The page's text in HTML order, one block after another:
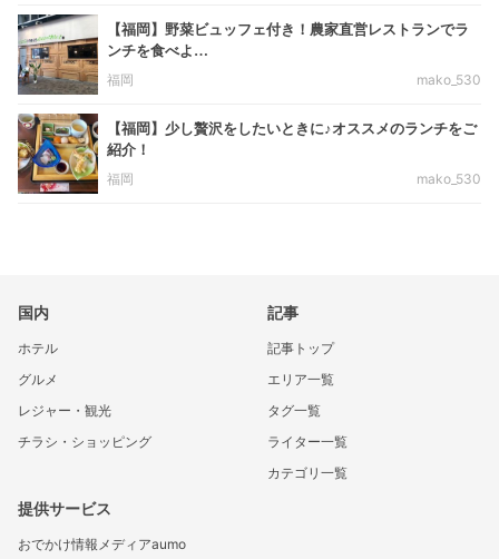
【福岡】野菜ビュッフェ付き！農家直営レストランでラ
ンチを食べよ…
福岡
mako_530
【福岡】少し贅沢をしたいときに♪オススメのランチをご
紹介！
福岡
mako_530
国内
ホテル
グルメ
レジャー・観光
チラシ・ショッピング
記事
記事トップ
エリア一覧
タグ一覧
ライター一覧
カテゴリ一覧
提供サービス
おでかけ情報メディアaumo